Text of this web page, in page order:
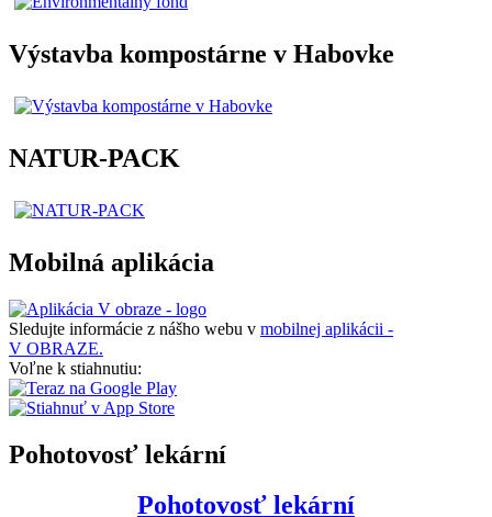
Výstavba kompostárne v Habovke
NATUR-PACK
Mobilná aplikácia
Sledujte informácie z nášho webu v mobilnej aplikácii -
V OBRAZE.
Voľne k stiahnutiu:
Pohotovosť lekární
Pohotovosť lekární